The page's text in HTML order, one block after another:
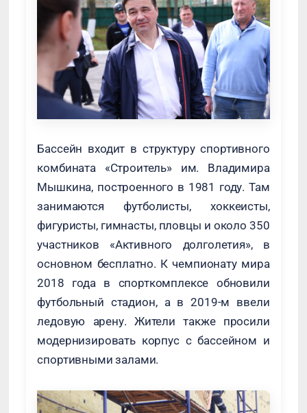
Бассейн входит в структуру спортивного
комбината «Строитель» им. Владимира
Мышкина, построенного в 1981 году. Там
занимаются футболисты, хоккеисты,
фигуристы, гимнасты, пловцы и около 350
участников «Активного долголетия», в
основном бесплатно. К чемпионату мира
2018 года в спорткомплексе обновили
футбольный стадион, а в 2019-м ввели
ледовую арену. Жители также просили
модернизировать корпус с бассейном и
спортивными залами.